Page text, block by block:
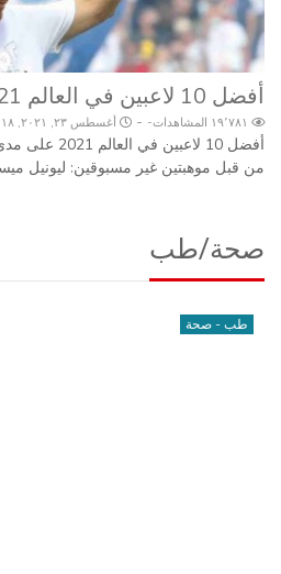
أفضل 10 لاعبين في العالم 2021
- أغسطس ٢٣, ٢٠٢١, ٧:١٨ م
أفضل 10
من قبل موهبتين غير مسبوقين: ليونيل
صحة/طب
طب - صحة